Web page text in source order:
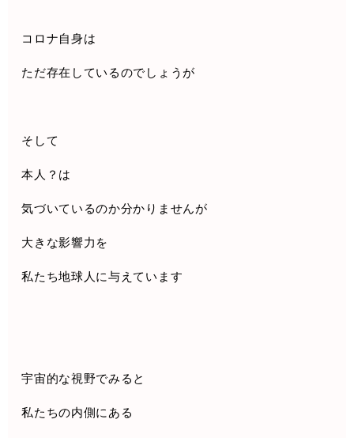
コロナ自身は
ただ存在しているのでしょうが
そして
本人？は
気づいているのか分かりませんが
大きな影響力を
私たち地球人に与えています
宇宙的な視野でみると
私たちの内側にある